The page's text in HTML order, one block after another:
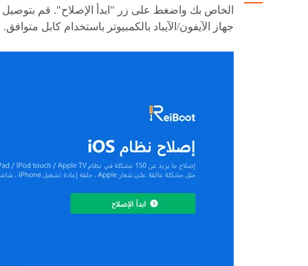
الخاص بك واضغط على زر "ابدأ الإصلاح". قم بتوصيل
جهاز الآيفون/الآيباد بالكمبيوتر باستخدام كابل متوافق.